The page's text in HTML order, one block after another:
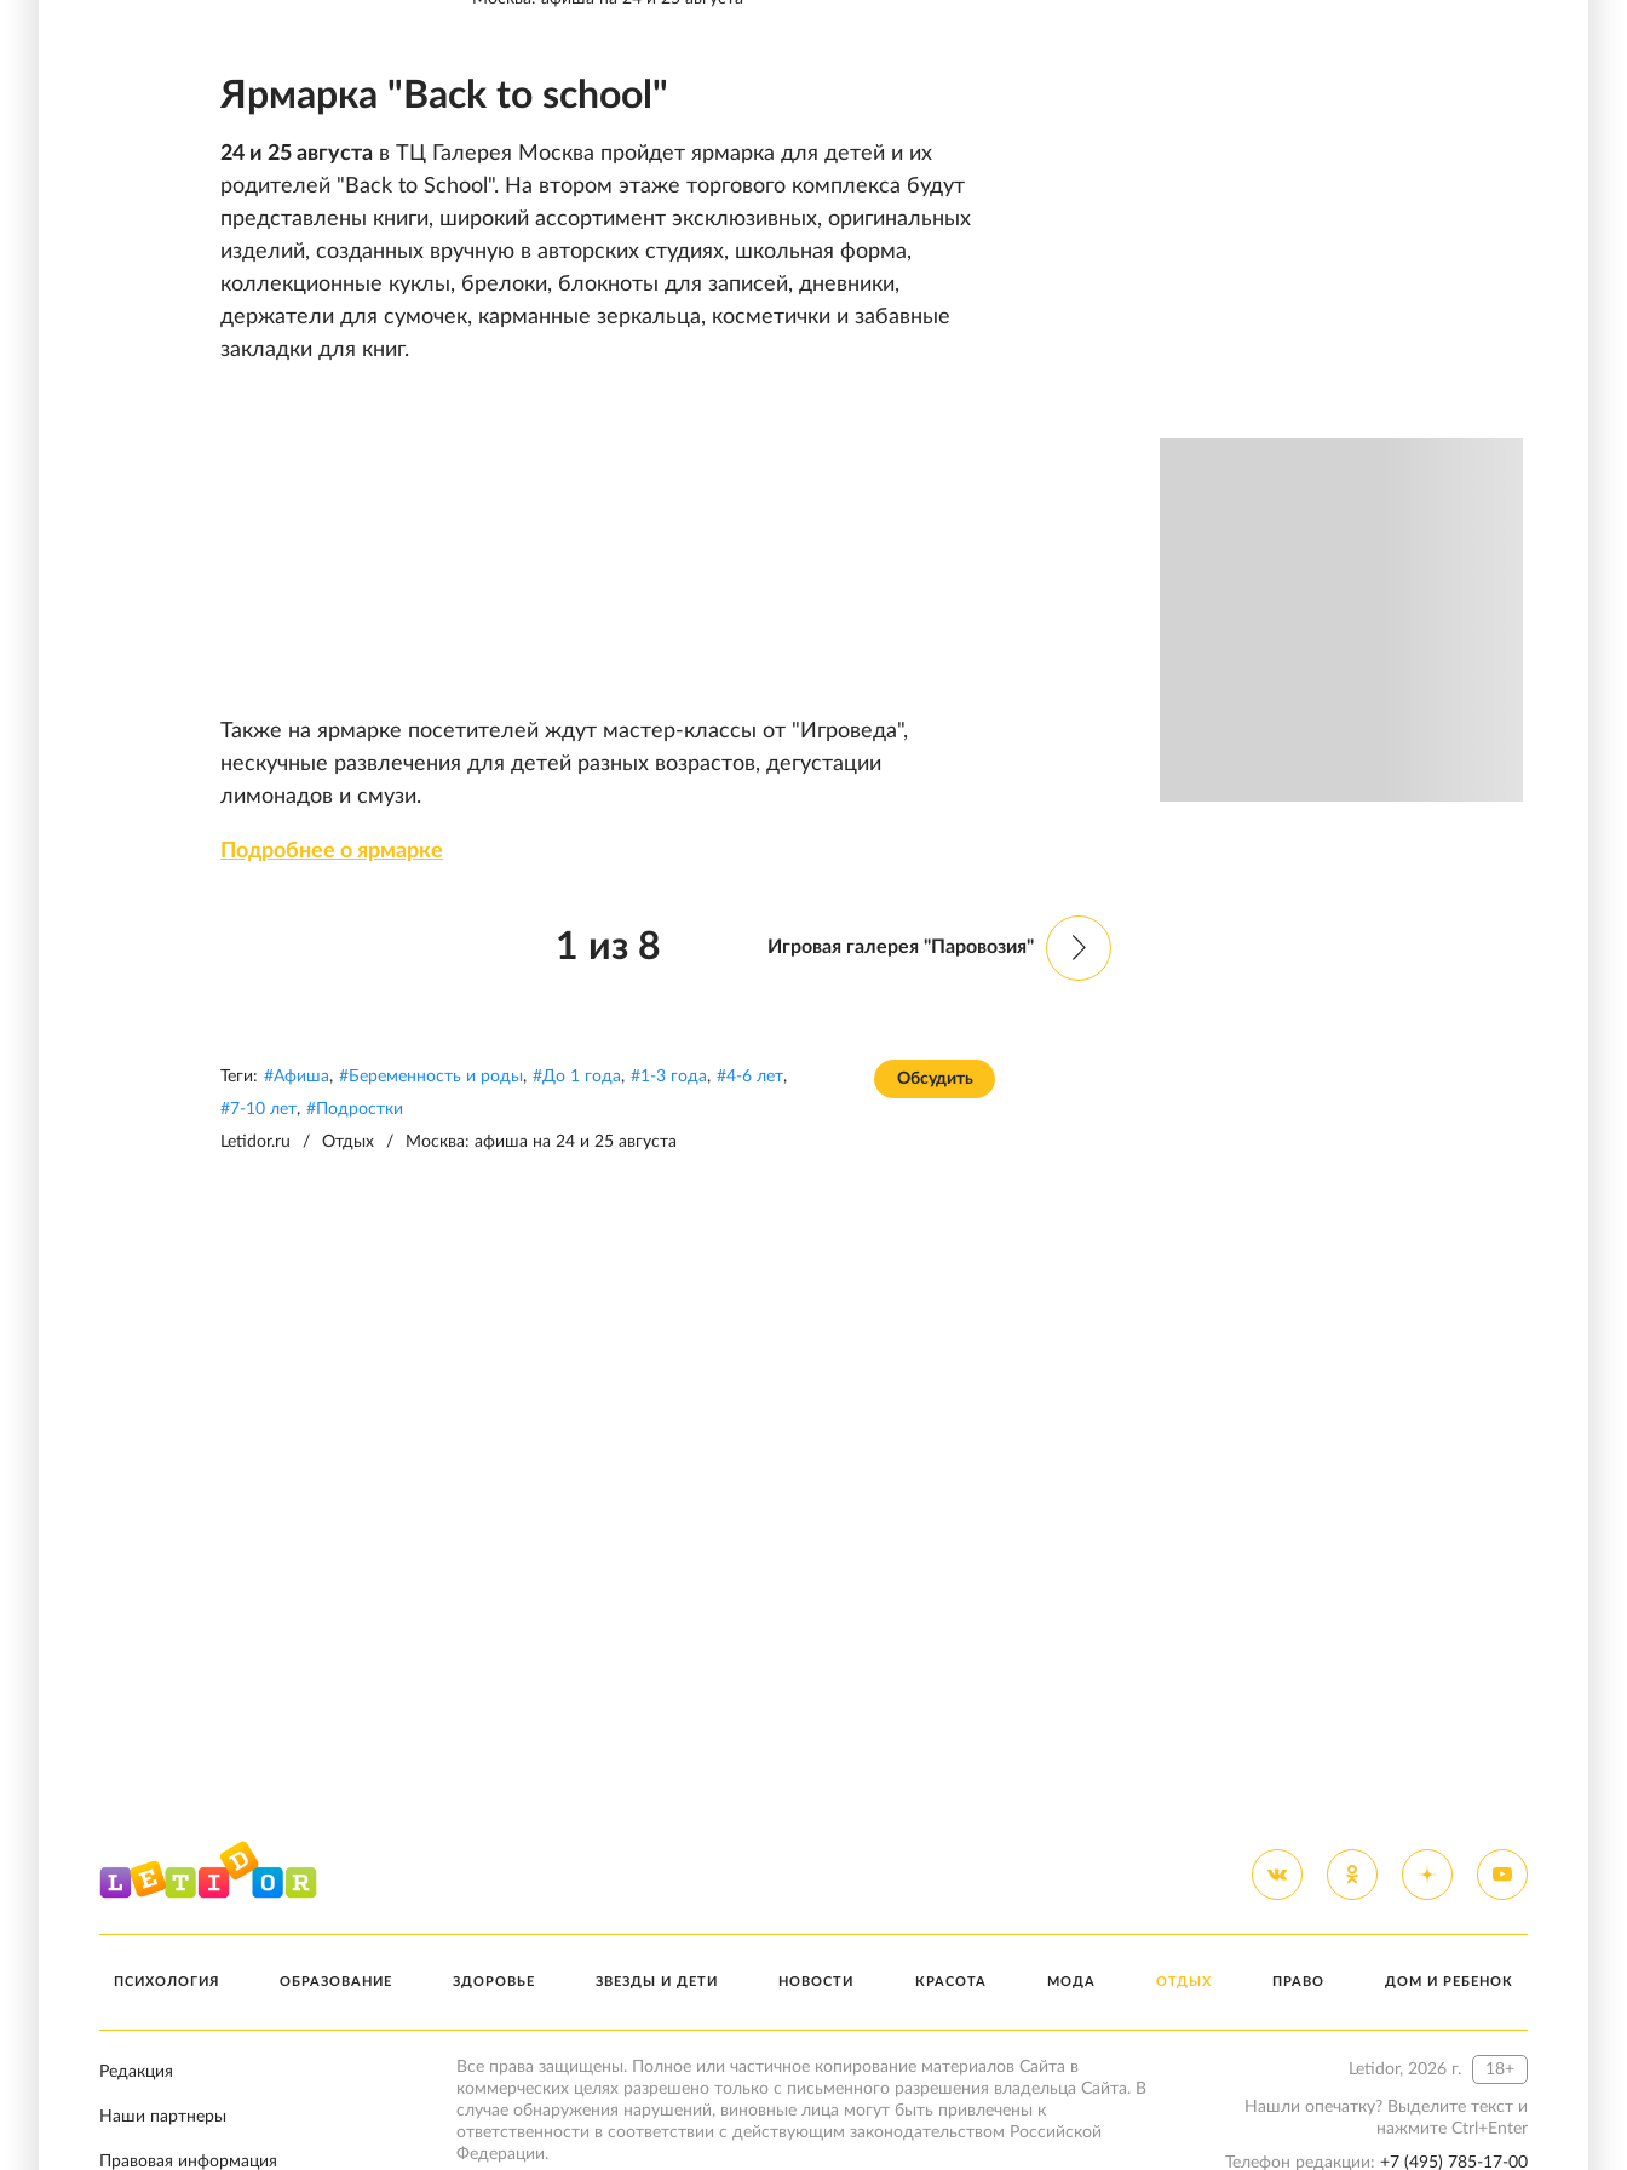
Ярмарка "Back to school"
24 и 25 августа в ТЦ Галерея Москва пройдет ярмарка для детей и их
родителей "Back to School". На втором этаже торгового комплекса будут
представлены книги, широкий ассортимент эксклюзивных, оригинальных
изделий, созданных вручную в авторских студиях, школьная форма,
коллекционные куклы, брелоки, блокноты для записей, дневники,
держатели для сумочек, карманные зеркальца, косметички и забавные
закладки для книг.
Также на ярмарке посетителей ждут мастер-классы от "Игроведа",
нескучные развлечения для детей разных возрастов, дегустации
лимонадов и смузи.
Подробнее о ярмарке
1 из 8 Игровая галерея "Паровозия"
Обсудить
Теги: #Афиша, #Беременность и роды, #До 1 года, #1-3 года, #4-6 лет,
#7-10 лет, #Подростки
Letidor.ru
/ Отдых / Москва: афиша на 24 и 25 августа
ПСИХОЛОГИЯ ОБРАЗОВАНИЕ ЗДОРОВЬЕ ЗВЕЗДЫ И ДЕТИ НОВОСТИ КРАСОТА МОДА ОТДЫХ ПРАВО ДОМ И РЕБЕНОК
Редакция
Наши партнеры
Правовая информация
Letidor, 2026 г. 18+
Нашли опечатку? Выделите текст и
нажмите Ctrl+Enter
Телефон редакции: +7 (495) 785-17-00
Все права защищены. Полное или частичное копирование материалов Сайта в
коммерческих целях разрешено только с письменного разрешения владельца Сайта. В
случае обнаружения нарушений, виновные лица могут быть привлечены к
ответственности в соответствии с действующим законодательством Российской
Федерации.